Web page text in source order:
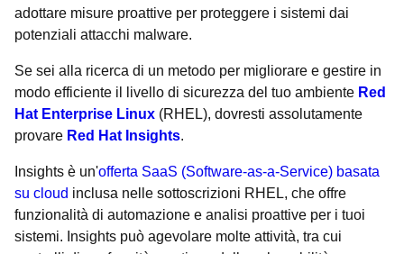
adottare misure proattive per proteggere i sistemi dai
potenziali attacchi malware.
Se sei alla ricerca di un metodo per migliorare e gestire in
modo efficiente il livello di sicurezza del tuo ambiente Red
Hat Enterprise Linux (RHEL), dovresti assolutamente
provare Red Hat Insights.
Insights è un'offerta SaaS (Software-as-a-Service) basata
su cloud inclusa nelle sottoscrizioni RHEL, che offre
funzionalità di automazione e analisi proattive per i tuoi
sistemi. Insights può agevolare molte attività, tra cui